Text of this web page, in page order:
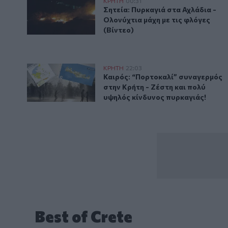
Σητεία: Πυρκαγιά στα Αχλάδια -
Σητεία: Πυρκαγιά στα Αχλάδια -
Ολονύχτια μάχη με τις φλόγες
(Βίντεο)
Καιρός: “Πορτοκαλί” συναγερμός στην Κρήτη -
ΚΡΗΤΗ 22:03
Καιρός: “Πορτοκαλί”
Καιρός: “Πορτοκαλί” συναγερμός
στην Κρήτη - Ζέστη και πολύ
υψηλός κίνδυνος πυρκαγιάς!
Best of Crete